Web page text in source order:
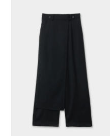
新規会員登録
ニュースレター登